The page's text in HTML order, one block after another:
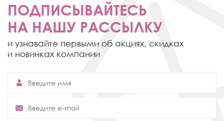
ПОДПИСЫВАЙТЕСЬ
НА НАШУ РАССЫЛКУ
и узнавайте первыми об акциях, скидках
и новинках компании